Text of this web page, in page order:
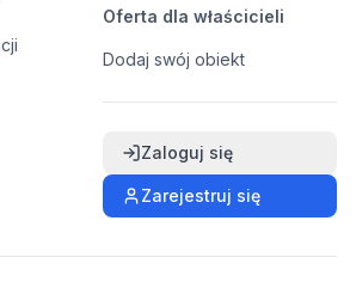
Oferta dla właścicieli
Dodaj swój obiekt
Zaloguj się
Zarejestruj się